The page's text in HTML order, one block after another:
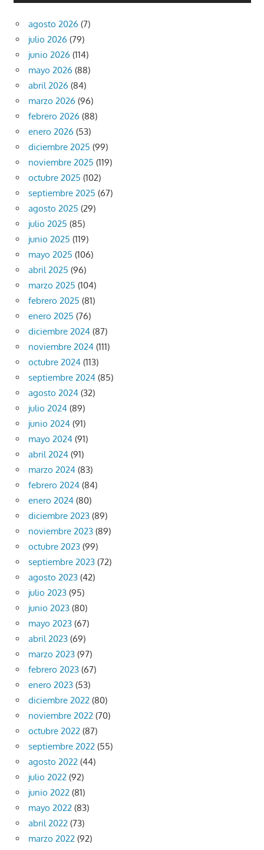
agosto 2026 (7)
julio 2026 (79)
junio 2026 (114)
mayo 2026 (88)
abril 2026 (84)
marzo 2026 (96)
febrero 2026 (88)
enero 2026 (53)
diciembre 2025 (99)
noviembre 2025 (119)
octubre 2025 (102)
septiembre 2025 (67)
agosto 2025 (29)
julio 2025 (85)
junio 2025 (119)
mayo 2025 (106)
abril 2025 (96)
marzo 2025 (104)
febrero 2025 (81)
enero 2025 (76)
diciembre 2024 (87)
noviembre 2024 (111)
octubre 2024 (113)
septiembre 2024 (85)
agosto 2024 (32)
julio 2024 (89)
junio 2024 (91)
mayo 2024 (91)
abril 2024 (91)
marzo 2024 (83)
febrero 2024 (84)
enero 2024 (80)
diciembre 2023 (89)
noviembre 2023 (89)
octubre 2023 (99)
septiembre 2023 (72)
agosto 2023 (42)
julio 2023 (95)
junio 2023 (80)
mayo 2023 (67)
abril 2023 (69)
marzo 2023 (97)
febrero 2023 (67)
enero 2023 (53)
diciembre 2022 (80)
noviembre 2022 (70)
octubre 2022 (87)
septiembre 2022 (55)
agosto 2022 (44)
julio 2022 (92)
junio 2022 (81)
mayo 2022 (83)
abril 2022 (73)
marzo 2022 (92)